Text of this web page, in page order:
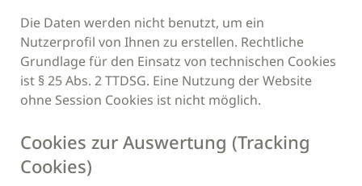
Die Daten werden nicht benutzt, um ein
Nutzerprofil von Ihnen zu erstellen. Rechtliche
Grundlage für den Einsatz von technischen Cookies
ist § 25 Abs. 2 TTDSG. Eine Nutzung der Website
ohne Session Cookies ist nicht möglich.
Cookies zur Auswertung (Tracking
Cookies)